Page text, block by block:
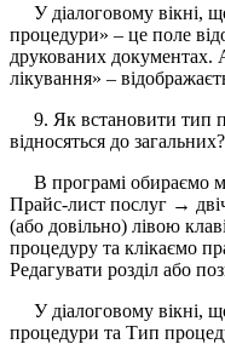
У діалоговому вікні,
процедури» – це поле
друкованих документах.
лікування» –
9. Як встановити тип
відносяться до загальних?
В програмі обираємо
Прайс-лист послуг →
(або довільно) лівою
процедуру та клікаємо
Редагувати розділ або
У діалоговому вікні,
процедури та Тип